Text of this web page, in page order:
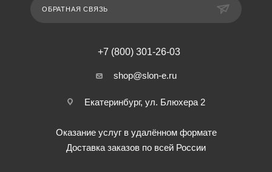
ОБРАТНАЯ СВЯЗЬ
+7 (800) 301-26-03
shop@slon-e.ru
Екатеринбург, ул. Блюхера 2
Оказание услуг в удалённом формате
Доставка заказов по всей России